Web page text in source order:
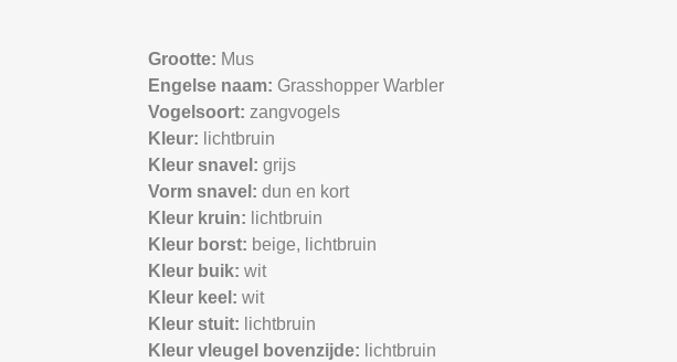
Grootte: Mus
Engelse naam: Grasshopper Warbler
Vogelsoort: zangvogels
Kleur: lichtbruin
Kleur snavel:grijs
Vorm snavel:dun en kort
Kleur kruin: lichtbruin
Kleur borst: beige, lichtbruin
Kleur buik:wit
Kleur keel:wit
Kleur stuit: lichtbruin
Kleur vleugel bovenzijde: lichtbruin